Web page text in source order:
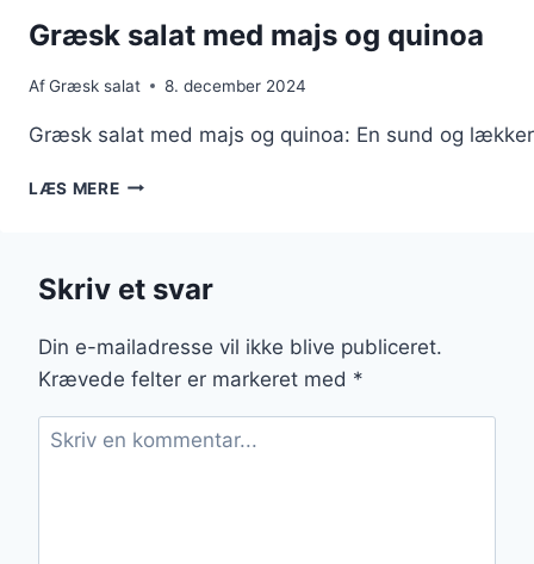
Græsk salat med majs og quinoa
AfGræsk salat 8. december 2024
Græsk salat med majs og quinoa: En sund og
LÆS MEREGRÆSK
OG
QUINOA
Skriv et svar
Din e-mailadresse vil ikke blive publiceret.
Krævede felter er markeret med *